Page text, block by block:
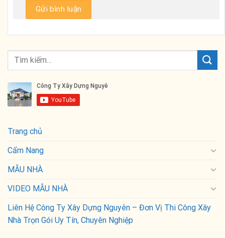
Trang chủ
Cẩm Nang
MẪU NHÀ
VIDEO MẪU NHÀ
Liên Hệ Công Ty Xây Dựng Nguyên – Đơn Vị Thi Công Xây
Nhà Trọn Gói Uy Tín, Chuyên Nghiệp